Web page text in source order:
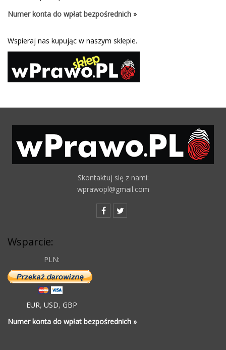
Numer konta do wpłat bezpośrednich »
Wspieraj nas kupując w naszym sklepie.
Skontaktuj się z nami:
wprawopl@gmail.com
Wsparcie:
PLN:
EUR, USD, GBP
Numer konta do wpłat bezpośrednich »